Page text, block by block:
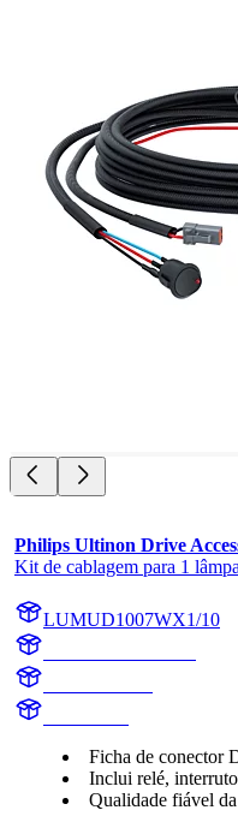
Philips Ultinon Drive
Kit de cablagem para 1
LUMUD1007WX1/10
Ficha de conector
Inclui relé,
Qualidade fiável